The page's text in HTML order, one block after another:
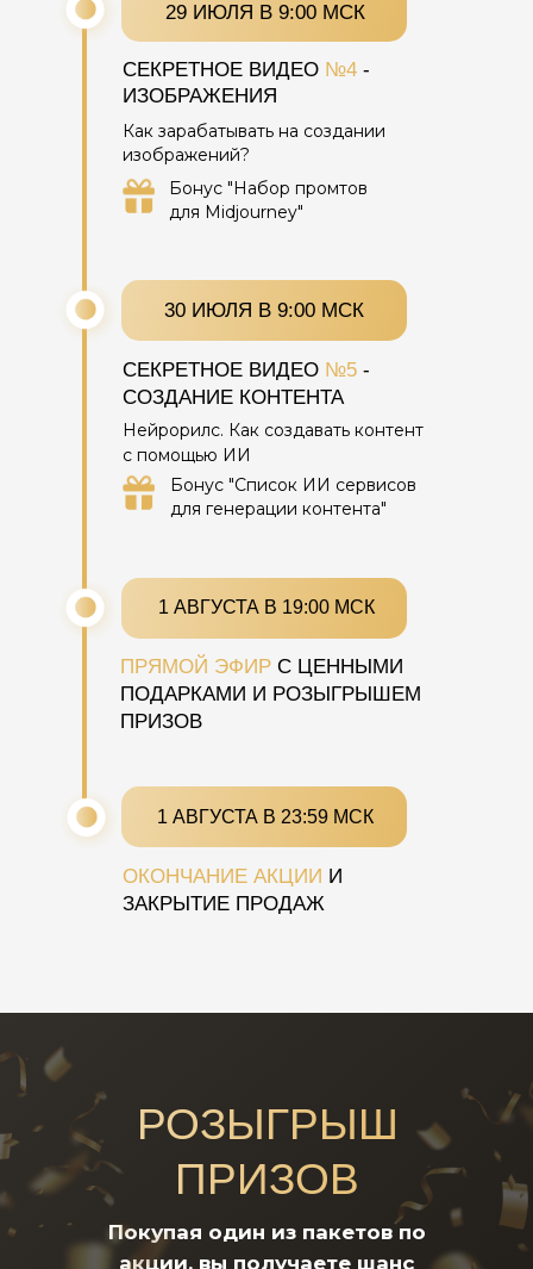
29 ИЮЛЯ В 9:00 МСК
СЕКРЕТНОЕ ВИДЕО №4 -
ИЗОБРАЖЕНИЯ
Как зарабатывать на создании
изображений?
30 ИЮЛЯ В 9:00 МСК
СЕКРЕТНОЕ ВИДЕО №5 -
СОЗДАНИЕ КОНТЕНТА
Нейрорилс. Как создавать контент
с помощью ИИ
1 АВГУСТА В 19:00 МСК
1 АВГУСТА В 23:59 МСК
ОКОНЧАНИЕ АКЦИИ И
ЗАКРЫТИЕ ПРОДАЖ
ПРЯМОЙ ЭФИР С ЦЕННЫМИ
ПОДАРКАМИ И РОЗЫГРЫШЕМ
ПРИЗОВ
Бонус "Набор промтов
для Midjourney"
Бонус "Список ИИ сервисов
для генерации контента"
РОЗЫГРЫШ
ПРИЗОВ
Покупая один из пакетов по
акции, вы получаете шанс